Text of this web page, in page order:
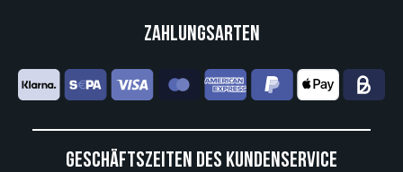
Geschäftszeiten des Kundenservice
Zahlungsarten